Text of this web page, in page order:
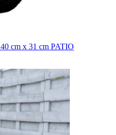
cm x 31 cm PATIO